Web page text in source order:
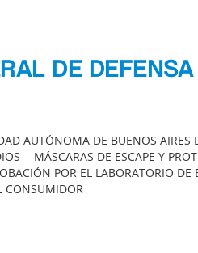
DE
AUTÓNOMA DE BUENOS
- MÁSCARAS DE ESCAPE Y
POR EL LABORATORIO
CONSUMIDOR